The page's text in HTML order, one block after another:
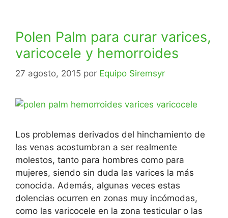
Polen Palm para curar varices,
varicocele y hemorroides
27 agosto, 2015 por Equipo Siremsyr
Los problemas derivados del hinchamiento de
las venas acostumbran a ser realmente
molestos, tanto para hombres como para
mujeres, siendo sin duda las varices la más
conocida. Además, algunas veces estas
dolencias ocurren en zonas muy incómodas,
como las varicocele en la zona testicular o las